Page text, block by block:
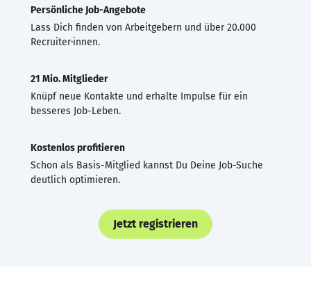
Persönliche Job-Angebote
Lass Dich finden von Arbeitgebern und über 20.000
Recruiter·innen.
21 Mio. Mitglieder
Knüpf neue Kontakte und erhalte Impulse für ein
besseres Job-Leben.
Kostenlos profitieren
Schon als Basis-Mitglied kannst Du Deine Job-Suche
deutlich optimieren.
Jetzt registrieren